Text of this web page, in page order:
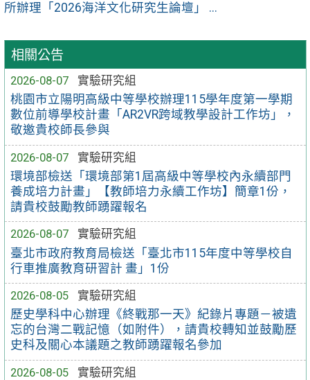
相關公告
2026-08-07
實驗研究組
桃園市立陽明高級中等學校辦理115學年度第一學期
數位前導學校計畫「AR2VR跨域教學設計工作坊」，
敬邀貴校師長參與
2026-08-07
實驗研究組
環境部檢送「環境部第1屆高級中等學校內永續部門
養成培力計畫」【教師培力永續工作坊】簡章1份，
請貴校鼓勵教師踴躍報名
2026-08-07
實驗研究組
臺北市政府教育局檢送「臺北市115年度中等學校自
行車推廣教育研習計 畫」1份
2026-08-05
實驗研究組
歷史學科中心辦理《終戰那一天》紀錄片專題－被遺
忘的台灣二戰記憶（如附件），請貴校轉知並鼓勵歷
史科及關心本議題之教師踴躍報名參加
2026-08-05
實驗研究組
所辦理「2026海洋文化研究生論壇」 ...